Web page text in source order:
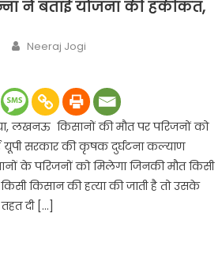
ने बताई योजना की हकीकत,
Author
Neeraj Jogi
लखनऊ किसानों की मौत पर परिजनों को
सरकार की कृषक दुर्घटना कल्याण
के परिजनों को मिलेगा जिनकी मौत किसी
किसान की हत्या की जाती है तो उसके
दी […]